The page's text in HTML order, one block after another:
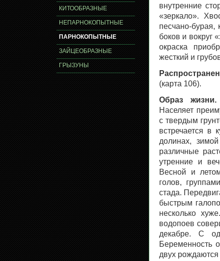
внутренние
«зеркало».
песчано-
боков и вокруг
окраска
жесткий и
(карта 106).
Образ жизни.
Населяет
с твердым
встречается в
долинах,
различные
утренние и
Весной и
голов,
стада.
быстрым
несколько
водопоев
декабре. С
Беременность
двух
КИТООБРАЗНЫЕ
НЕПАРНОКОПЫТНЫЕ
ПАРНОКОПЫТНЫЕ
ЗАЙЦЕОБРАЗНЫЕ
ГРЫЗУНЫ